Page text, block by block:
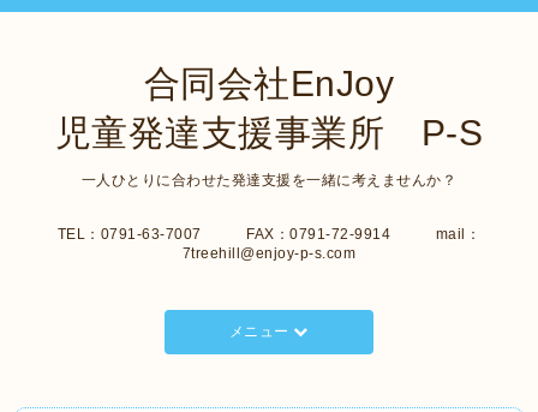
合同会社EnJoy
児童発達支援事業所 P-S
一人ひとりに合わせた発達支援を一緒に考えませんか？
TEL：0791-63-7007 FAX：0791-72-9914 mail：
7treehill@enjoy-p-s.com
メニュー